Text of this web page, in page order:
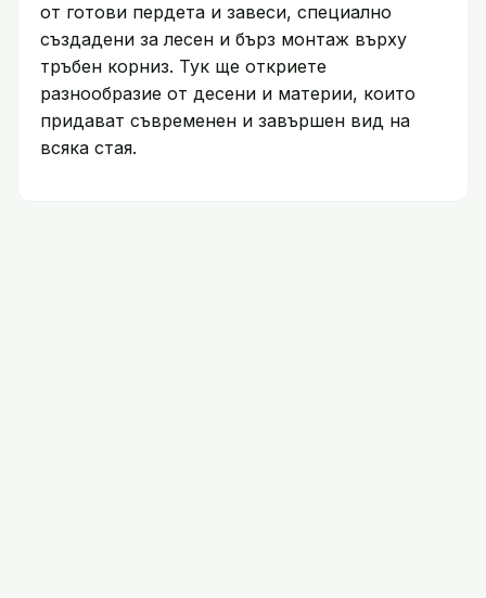
от готови пердета и завеси, специално
създадени за лесен и бърз монтаж върху
тръбен корниз. Тук ще откриете
разнообразие от десени и материи, които
придават съвременен и завършен вид на
всяка стая.